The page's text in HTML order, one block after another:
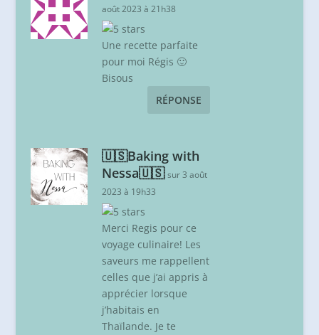
août 2023 à 21h38
Une recette parfaite
pour moi Régis 🙂
Bisous
RÉPONSE
🇺🇸Baking with
Nessa🇺🇸 sur 3 août
2023 à 19h33
Merci Regis pour ce
voyage culinaire! Les
saveurs me rappellent
celles que j’ai appris à
apprécier lorsque
j’habitais en
Thaïlande. Je te